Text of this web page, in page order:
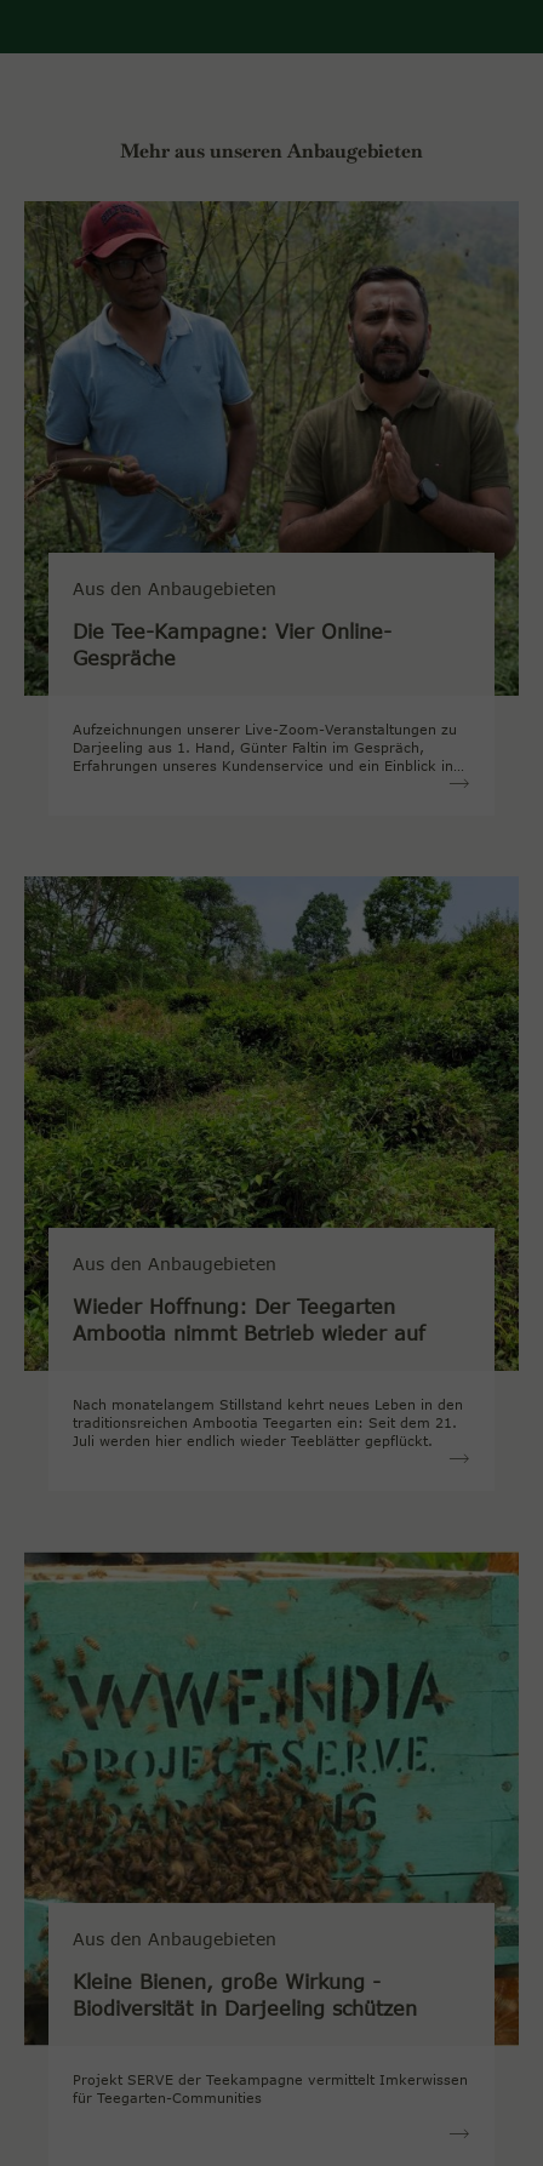
Mehr aus unseren Anbaugebieten
Aus den Anbaugebieten
Die Tee-Kampagne: Vier Online-
Gespräche
Aufzeichnungen unserer Live-Zoom-Veranstaltungen zu
Darjeeling aus 1. Hand, Günter Faltin im Gespräch,
Erfahrungen unseres Kundenservice und ein Einblick in
Aus den Anbaugebieten
Wieder Hoffnung: Der Teegarten
Ambootia nimmt Betrieb wieder auf
Nach monatelangem Stillstand kehrt neues Leben in den
traditionsreichen Ambootia Teegarten ein: Seit dem 21.
Juli werden hier endlich wieder Teeblätter gepflückt.
Aus den Anbaugebieten
Kleine Bienen, große Wirkung -
Biodiversität in Darjeeling schützen
Projekt SERVE der Teekampagne vermittelt Imkerwissen
für Teegarten-Communities